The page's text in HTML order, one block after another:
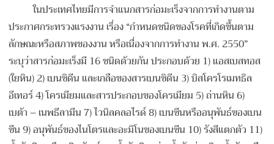
ในประเทศไทยมีการจำแนกสารก่อมะเร็งจากการทำงานตาม
ประกาศกระทรวงแรงงาน เรื่อง “กำหนดชนิดของโรคที่เกิดขึ้นตาม
ลักษณะหรือสภาพของงาน หรือเนื่องจากการทำงาน พ.ศ. 2550”
ระบุว่าสารก่อมะเร็งมี 16 ชนิดด้วยกัน ประกอบด้วย 1) แอสเบสทอส
(ใยหิน) 2) เบนซิดีน และเกลือของสารเบนซิดีน 3) บิสโครโรเมทธิล
อีเทอร์ 4) โครเมียมและสารประกอบของโครเมียม 5) ถ่านหิน 6)
เบต้า – เนพธีลามีน 7) ไวนิลคลอไรด์ 8) เบนซีนหรืออนุพันธ์ของเบน
ซีน 9) อนุพันธ์ของไนโตรและอะมิโนของเบนซีน 10) รังสีแตกตัว 11)